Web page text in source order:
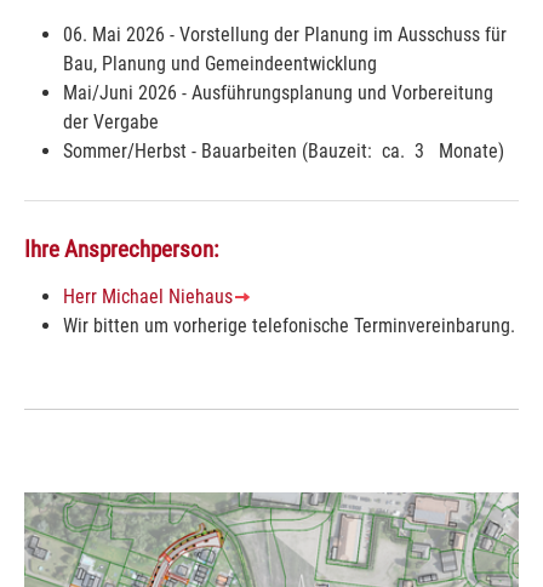
06. Mai 2026 - Vorstellung der Planung im Ausschuss für
Bau, Planung und Gemeindeentwicklung
Mai/Juni 2026 - Ausführungsplanung und Vorbereitung
der Vergabe
Sommer/Herbst - Bauarbeiten (Bauzeit: ca. 3 Monate)
Ihre Ansprechperson:
Herr Michael Niehaus
Wir bitten um vorherige telefonische Terminvereinbarung.